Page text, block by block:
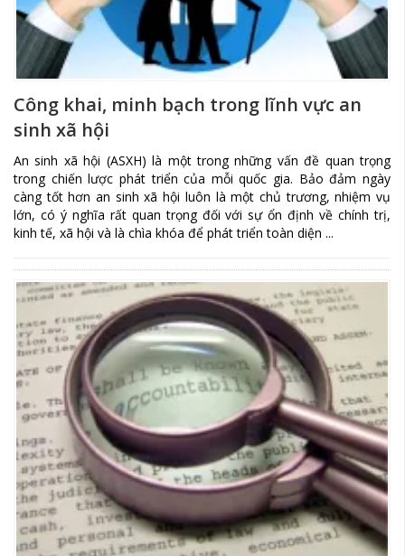
Công khai, minh bạch trong lĩnh vực an
sinh xã hội
An sinh xã hội (ASXH) là một trong những vấn đề quan trọng
trong chiến lược phát triển của mỗi quốc gia. Bảo đảm ngày
càng tốt hơn an sinh xã hội luôn là một chủ trương, nhiệm vụ
lớn, có ý nghĩa rất quan trọng đối với sự ổn định về chính trị,
kinh tế, xã hội và là chìa khóa để phát triển toàn diện ...